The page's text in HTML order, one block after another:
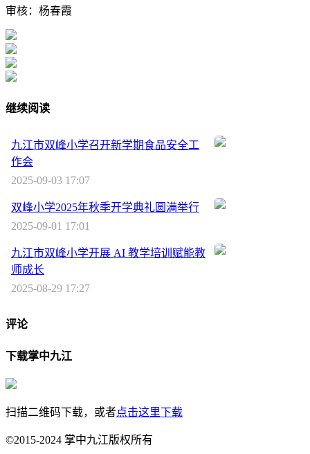
审核：杨春霞
继续阅读
九江市双峰小学召开新学期食品安全工
作会
2025-09-03 17:07
双峰小学2025年秋季开学典礼圆满举行
2025-09-01 17:01
九江市双峰小学开展 AI 教学培训赋能教
师成长
2025-08-29 17:27
评论
下载掌中九江
扫描二维码下载，或者点击这里下载
©2015-2024 掌中九江版权所有